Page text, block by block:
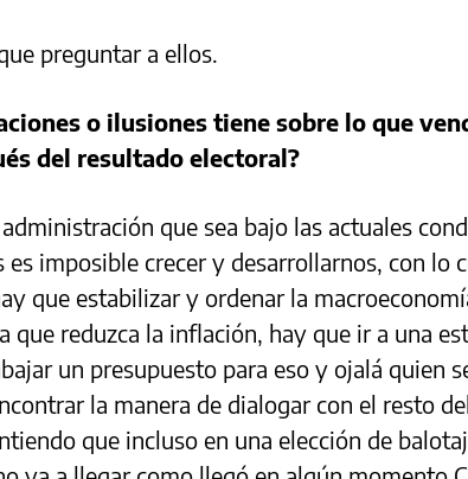
preguntar a ellos.
o ilusiones tiene sobre lo que
del resultado electoral?
que sea bajo las actuales
es imposible crecer y desarrollarnos, con lo
que estabilizar y ordenar la
que reduzca la inflación, hay que ir a una
un presupuesto para eso y ojalá quien
la manera de dialogar con el resto
que incluso en una elección de